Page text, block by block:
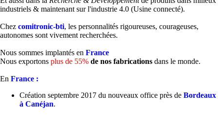
industriels & maintenant sur l'industrie 4.0 (Usine connecté).
Chez comitronic-bti, les personnalités rigoureuses, courageuses,
autonomes sont vivement recherchées.
Nous sommes implantés en France
Nous exportons plus de 55% de nos fabrications dans le monde.
En France :
Création septembre 2017 du nouveaux office près de Bordeaux
à Canéjan.